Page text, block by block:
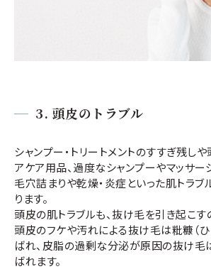
3. 頭皮のトラブル
シャンプー・トリートメントのすすぎ残し
アケア用品、過度なシャンプーやマッサー
毛穴詰まりや乾燥・炎症といった肌トラブ
ります。
頭皮の肌トラブルも、抜け毛を引き起こす
頭皮のフケや汚れによる抜け毛は粃糠（
ばれ、皮脂の過剰な分泌が原因の抜け
ばれます。